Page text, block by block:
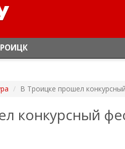
В Троицке прошел
конкурсный